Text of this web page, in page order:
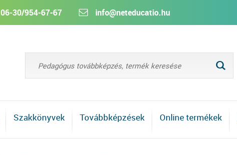
06-30/954-67-67 info@neteducatio.hu
L
Szakkönyvek Továbbképzések Online termékek